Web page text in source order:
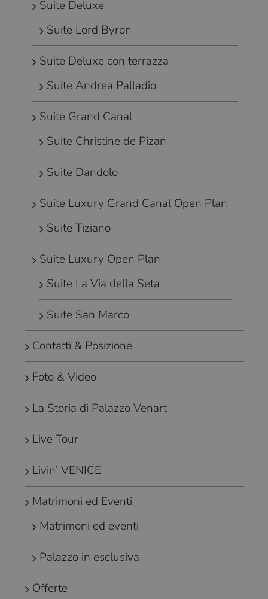
Suite Deluxe
Suite Lord Byron
Suite Deluxe con terrazza
Suite Andrea Palladio
Suite Grand Canal
Suite Christine de Pizan
Suite Dandolo
Suite Luxury Grand Canal Open Plan
Suite Tiziano
Suite Luxury Open Plan
Suite La Via della Seta
Suite San Marco
Contatti & Posizione
Foto & Video
La Storia di Palazzo Venart
Live Tour
Livin’ VENICE
Matrimoni ed Eventi
Matrimoni ed eventi
Palazzo in esclusiva
Offerte